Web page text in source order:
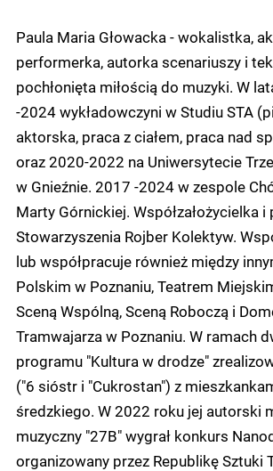
Paula Maria Głowacka - wokalistka,
performerka, autorka scenariuszy i
pochłonięta miłością do muzyki. W
-2024 wykładowczyni w Studiu STA
aktorska, praca z ciałem, praca nad
oraz 2020-2022 na Uniwersytecie
w Gnieźnie. 2017 -2024 w zespole
Marty Górnickiej. Współzałożycielka i
Stowarzyszenia Rojber Kolektyw.
lub współpracuje również między
Polskim w Poznaniu, Teatrem
Sceną Wspólną, Sceną Roboczą i
Tramwajarza w Poznaniu. W ramach
programu "Kultura w drodze"
("6 sióstr i "Cukrostan") z
średzkiego. W 2022 roku jej autorski
muzyczny "27B" wygrał konkurs
organizowany przez Republikę Sztuki